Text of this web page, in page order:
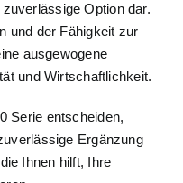
Option dar.
und der Fähigkeit zur
ausgewogene
und Wirtschaftlichkeit.
Serie entscheiden,
Ergänzung
Ihnen hilft, Ihre